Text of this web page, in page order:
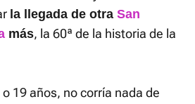
la llegada de otra San
más, la 60ª de la historia de la
19 años, no corría nada de